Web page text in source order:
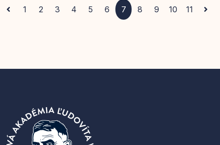
1 2 3 4 5 6 7 8 9 10 11